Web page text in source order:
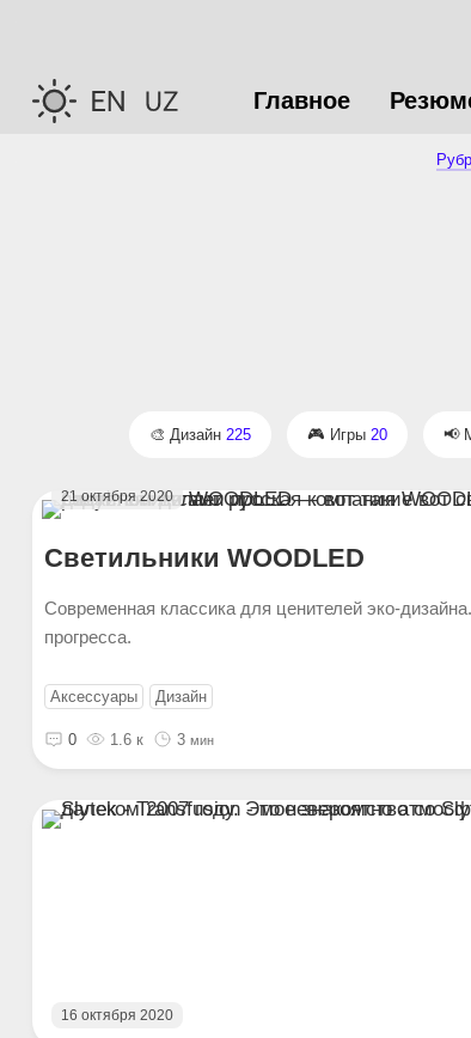
Главное
Дизайн 225 Игры 20
21 октября 2020
Светильники WOODLED
Cовременная классика для ценителей эко-
прогресса.
Аксессуары Дизайн
0 1.6 к 3 мин
16 октября 2020